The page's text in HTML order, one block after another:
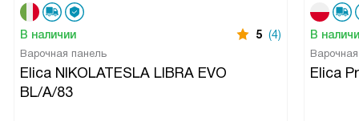
В наличии 5 (4)
Варочная панель
Elica NIKOLATESLA LIBRA EVO
BL/A/83
В
Elica